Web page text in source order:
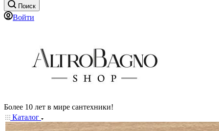
Поиск
Войти
Более 10 лет в мире сантехники!
Каталог